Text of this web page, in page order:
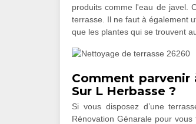
produits comme l'eau de javel.
terrasse. Il ne faut à également
que les plantes qui se trouvent
Comment
Sur L Herbasse ?
Si vous disposez d’une
Rénovation Génarale pour